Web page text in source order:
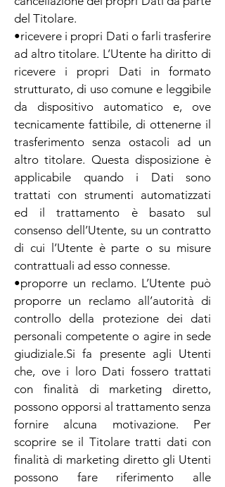
del Titolare.
•ricevere i propri Dati o farli trasferire
ad altro titolare. L’Utente ha diritto di
ricevere i propri Dati in formato
strutturato, di uso comune e leggibile
da dispositivo automatico e, ove
tecnicamente fattibile, di ottenerne il
trasferimento senza ostacoli ad un
altro titolare. Questa disposizione è
applicabile quando i Dati sono
trattati con strumenti automatizzati
ed il trattamento è basato sul
consenso dell’Utente, su un contratto
di cui l’Utente è parte o su misure
contrattuali ad esso connesse.
•proporre un reclamo. L’Utente può
proporre un reclamo all’autorità di
controllo della protezione dei dati
personali competente o agire in sede
giudiziale.Si fa presente agli Utenti
che, ove i loro Dati fossero trattati
con finalità di marketing diretto,
possono opporsi al trattamento senza
fornire alcuna motivazione. Per
scoprire se il Titolare tratti dati con
finalità di marketing diretto gli Utenti
possono fare riferimento alle